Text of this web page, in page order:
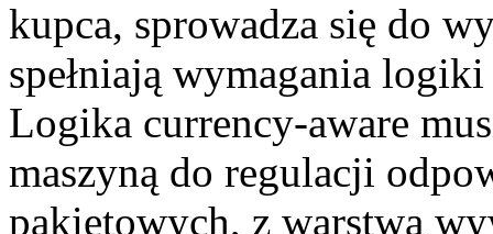
kupca, sprowadza się do
spełniają wymagania
Logika currency-aware
maszyną do regulacji
pakietowych, z warstwą